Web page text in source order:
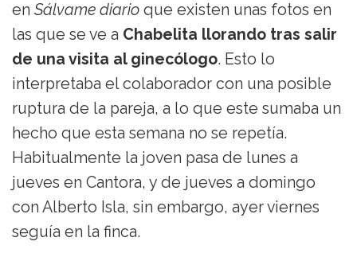
en Sálvame diario que existen unas fotos en
las que se ve a Chabelita llorando tras salir
de una visita al ginecólogo. Esto lo
interpretaba el colaborador con una posible
ruptura de la pareja, a lo que este sumaba un
hecho que esta semana no se repetía.
Habitualmente la joven pasa de lunes a
jueves en Cantora, y de jueves a domingo
con Alberto Isla, sin embargo, ayer viernes
seguía en la finca.